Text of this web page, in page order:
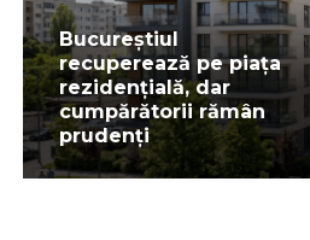
Bucureștiul
recuperează pe piața
rezidențială, dar
cumpărătorii rămân
prudenți